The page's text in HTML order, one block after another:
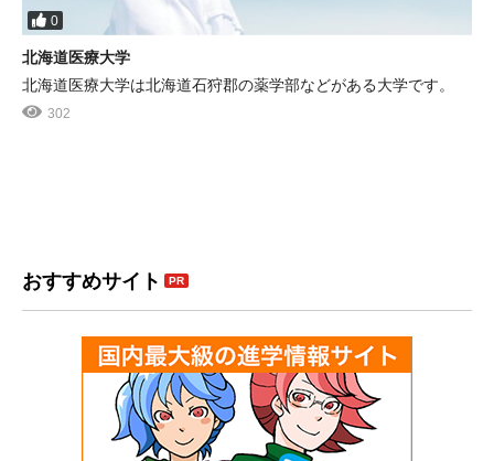
0
北海道医療大学
北海道医療大学は北海道石狩郡の薬学部などがある大学です。
302
おすすめサイト PR